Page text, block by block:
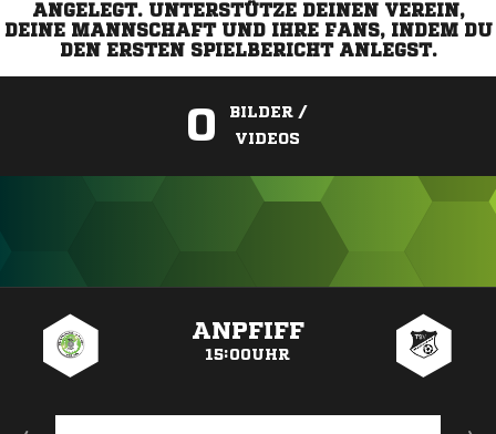
ANGELEGT. UNTERSTÜTZE DEINEN VEREIN,
DEINE MANNSCHAFT UND IHRE FANS, INDEM DU
DEN ERSTEN SPIELBERICHT ANLEGST.
0
BILDER /
VIDEOS
ANPFIFF
15:00UHR